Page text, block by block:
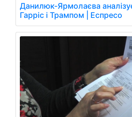
Данилюк-Ярмолаєва
Гарріс і Трампом | Еспресо